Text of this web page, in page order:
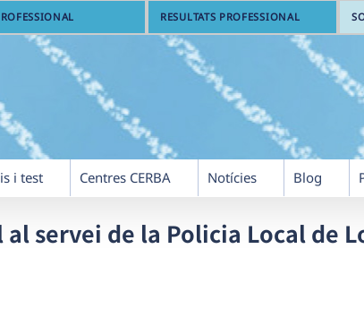
RESULTATS PROFESSIONAL
i test Centres CERBA Notícies Blog
al servei de la Policia Local de